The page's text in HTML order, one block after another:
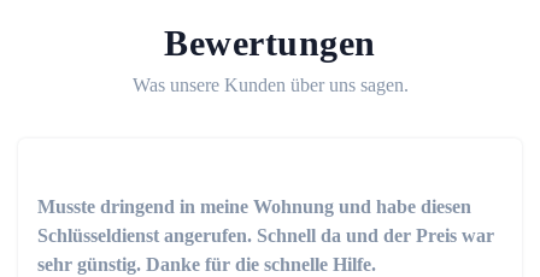
Bewertungen
Was unsere Kunden über uns sagen.
Musste dringend in meine Wohnung und habe diesen
Schlüsseldienst angerufen. Schnell da und der Preis war
sehr günstig. Danke für die schnelle Hilfe.